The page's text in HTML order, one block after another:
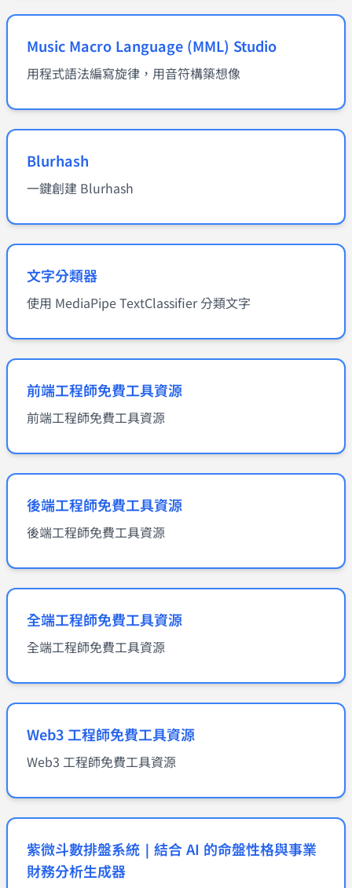
Music Macro Language (MML) Studio
用程式語法編寫旋律，用音符構築想像
Blurhash
一鍵創建 Blurhash
文字分類器
使用 MediaPipe TextClassifier 分類文字
前端工程師免費工具資源
前端工程師免費工具資源
後端工程師免費工具資源
後端工程師免費工具資源
全端工程師免費工具資源
全端工程師免費工具資源
Web3 工程師免費工具資源
Web3 工程師免費工具資源
紫微斗數排盤系統｜結合 AI 的命盤性格與事業
財務分析生成器